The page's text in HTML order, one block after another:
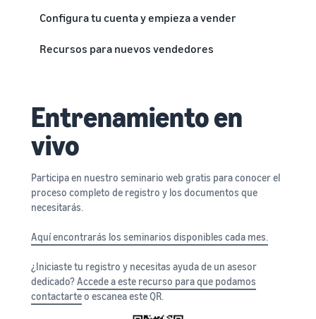
Configura tu cuenta y empieza a vender
Recursos para nuevos vendedores
Entrenamiento en
vivo
Participa en nuestro seminario web gratis para conocer el
proceso completo de registro y los documentos que
necesitarás.
Aquí encontrarás los seminarios disponibles cada mes.
¿Iniciaste tu registro y necesitas ayuda de un asesor
dedicado?Accede a este recurso para que podamos
contactarteo escanea este QR.